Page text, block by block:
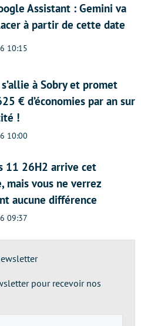
Assistant : Gemini va
à partir de cette date
10:15
à Sobry et promet
€ d’économies par an sur
!
10:00
11 26H2 arrive cet
mais vous ne verrez
aucune différence
09:37
pour recevoir nos